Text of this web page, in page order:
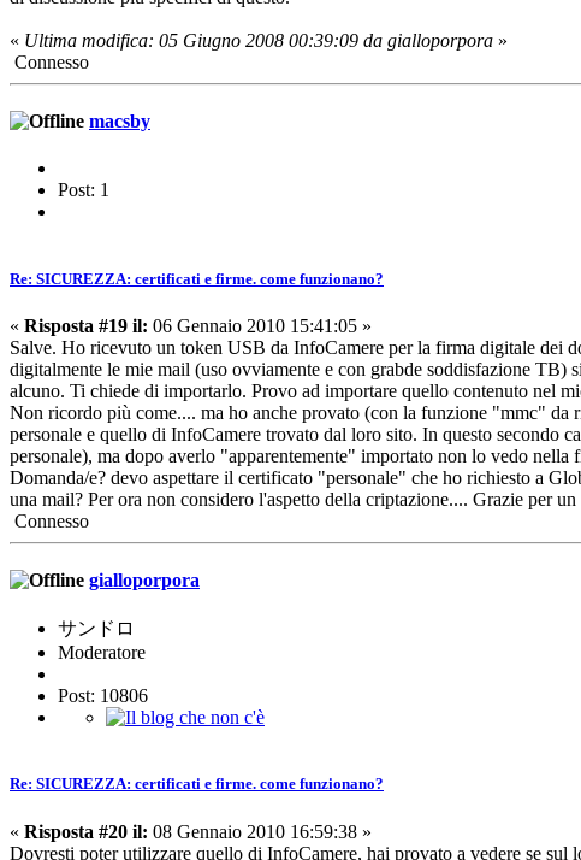
« Ultima modifica: 05 Giugno 2008 00:39:09 da gialloporpora »
Connesso
macsby
Post: 1
Re: SICUREZZA: certificati e firme. come funzionano?
« Risposta #19 il: 06 Gennaio 2010 15:41:05 »
Salve. Ho ricevuto un token USB da InfoCamere per la firma digitale dei
digitalmente le mie mail (uso ovviamente e con grabde soddisfazione
alcuno. Ti chiede di importarlo. Provo ad importare quello contenuto nel
Non ricordo più come.... ma ho anche provato (con la funzione "mmc"
personale e quello di InfoCamere trovato dal loro sito. In questo secondo
personale), ma dopo averlo "apparentemente" importato non lo vedo nella
Domanda/e? devo aspettare il certificato "personale" che ho richiesto a
una mail? Per ora non considero l'aspetto della criptazione.... Grazie per un
Connesso
gialloporpora
サンドロ
Moderatore
Post: 10806
Re: SICUREZZA: certificati e firme. come funzionano?
« Risposta #20 il: 08 Gennaio 2010 16:59:38 »
Dovresti poter utilizzare quello di InfoCamere, hai provato a vedere se sul